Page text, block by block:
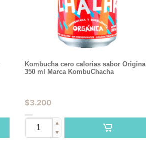
Kombucha cero calorias sabor Original
350 ml Marca KombuChacha
$3.200
▲
▼